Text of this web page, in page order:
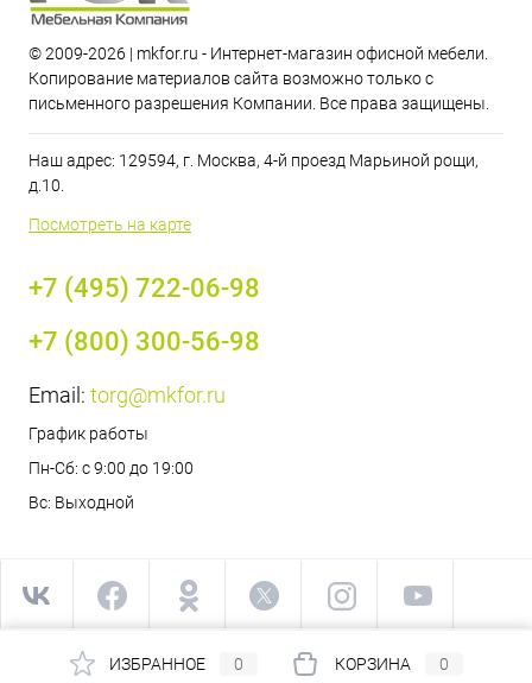
© 2009-2026 | mkfor.ru - Интернет-магазин офисной мебели.
Копирование материалов сайта возможно только с
письменного разрешения Компании. Все права защищены.
Наш адрес: 129594, г. Москва, 4-й проезд Марьиной рощи,
д.10.
Посмотреть на карте
+7 (495) 722-06-98
+7 (800) 300-56-98
Email: torg@mkfor.ru
График работы
Пн-Сб: с 9:00 до 19:00
Вс: Выходной
ИЗБРАННОЕ 0 КОРЗИНА 0